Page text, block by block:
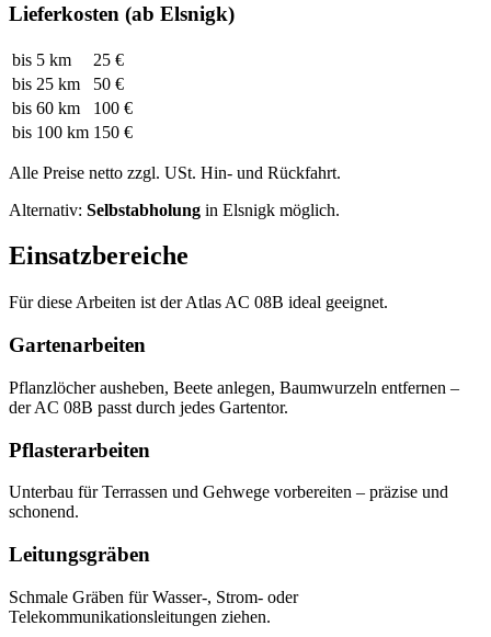
Lieferkosten (ab Elsnigk)
bis 5 km
25 €
bis 25 km
50 €
bis 60 km
100 €
bis 100 km 150 €
Alle Preise netto zzgl. USt. Hin- und Rückfahrt.
Alternativ: Selbstabholung in Elsnigk möglich.
Einsatzbereiche
Für diese Arbeiten ist der Atlas AC 08B ideal geeignet.
Gartenarbeiten
Pflanzlöcher ausheben, Beete anlegen, Baumwurzeln entfernen –
der AC 08B passt durch jedes Gartentor.
Pflasterarbeiten
Unterbau für Terrassen und Gehwege vorbereiten – präzise und
schonend.
Leitungsgräben
Schmale Gräben für Wasser-, Strom- oder
Telekommunikationsleitungen ziehen.